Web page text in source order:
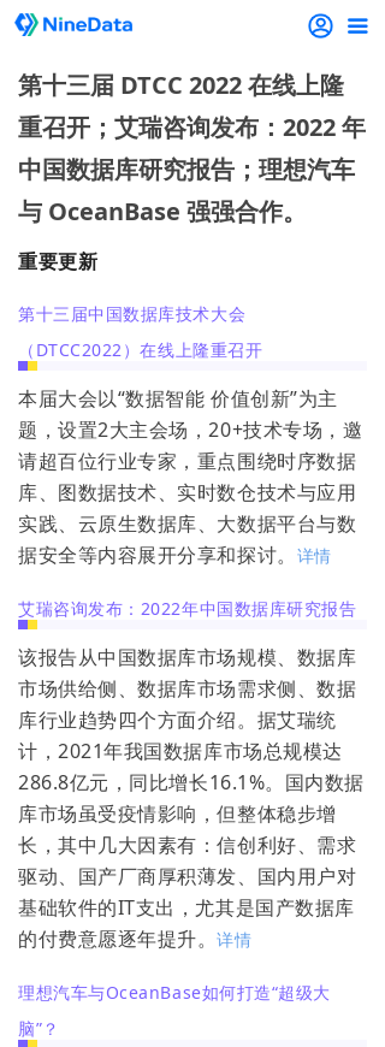
끀
第十三届 DTCC 2022 在线上隆
重召开；艾瑞咨询发布：2022 年
中国数据库研究报告；理想汽车
与 OceanBase 强强合作。
重要更新
第十三届中国数据库技术大会
（DTCC2022）在线上隆重召开
本届大会以“数据智能 价值创新”为主
题，设置2大主会场，20+技术专场，邀
请超百位行业专家，重点围绕时序数据
库、图数据技术、实时数仓技术与应用
实践、云原生数据库、大数据平台与数
据安全等内容展开分享和探讨。 详情
艾瑞咨询发布：2022年中国数据库研究报告
该报告从中国数据库市场规模、数据库
市场供给侧、数据库市场需求侧、数据
库行业趋势四个方面介绍。据艾瑞统
计，2021年我国数据库市场总规模达
286.8亿元，同比增长16.1%。国内数据
库市场虽受疫情影响，但整体稳步增
长，其中几大因素有：信创利好、需求
驱动、国产厂商厚积薄发、国内用户对
基础软件的IT支出，尤其是国产数据库
的付费意愿逐年提升。详情
理想汽车与OceanBase如何打造“超级大
脑”？